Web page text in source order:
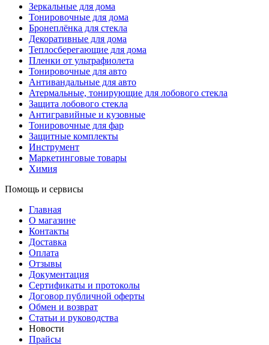
Зеркальные для дома
Тонировочные для дома
Бронеплёнка для стекла
Декоративные для дома
Теплосберегающие для дома
Пленки от ультрафиолета
Тонировочные для авто
Антивандальные для авто
Атермальные, тонирующие для лобового стекла
Защита лобового стекла
Антигравийные и кузовные
Тонировочные для фар
Защитные комплекты
Инструмент
Маркетинговые товары
Химия
Помощь и сервисы
Главная
О магазине
Контакты
Доставка
Оплата
Отзывы
Документация
Сертификаты и протоколы
Договор публичной оферты
Обмен и возврат
Статьи и руководства
Новости
Прайсы